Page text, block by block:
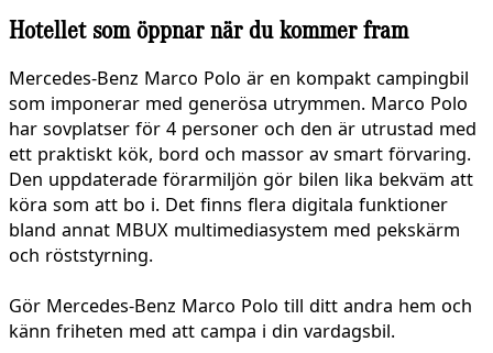
Hotellet som öppnar när du kommer fram
Mercedes-Benz Marco Polo är en kompakt campingbil
som imponerar med generösa utrymmen. Marco Polo
har sovplatser för 4 personer och den är utrustad med
ett praktiskt kök, bord och massor av smart förvaring.
Den uppdaterade förarmiljön gör bilen lika bekväm att
köra som att bo i. Det finns flera digitala funktioner
bland annat MBUX multimediasystem med pekskärm
och röststyrning.
Gör Mercedes-Benz Marco Polo till ditt andra hem och
känn friheten med att campa i din vardagsbil.